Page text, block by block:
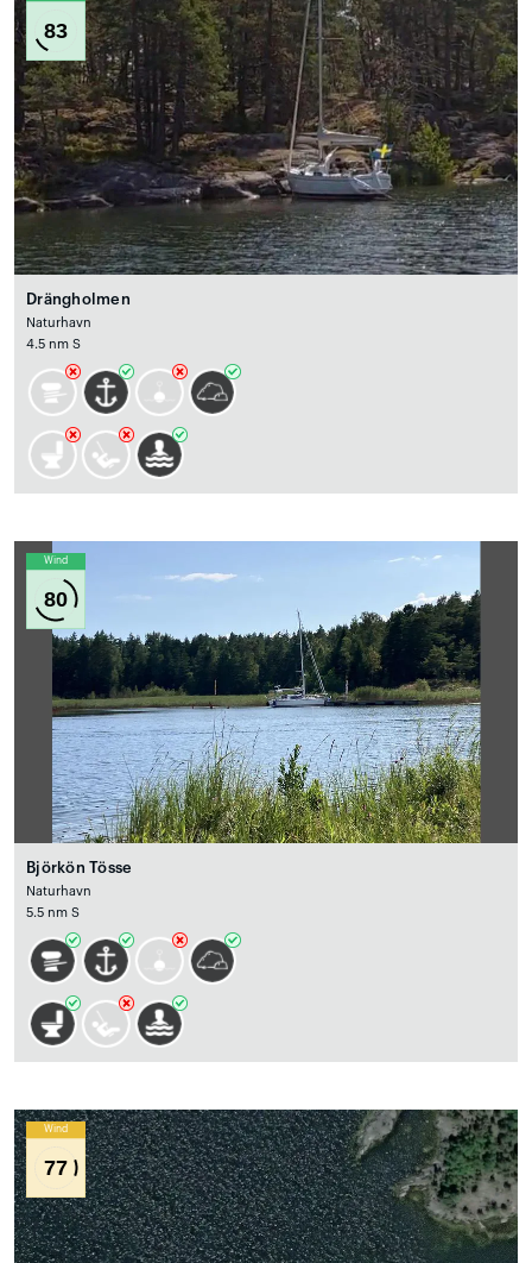
83
Drängholmen
Naturhavn
4.5 nm S
Wind
80
Björkön Tösse
Naturhavn
5.5 nm S
Wind
77